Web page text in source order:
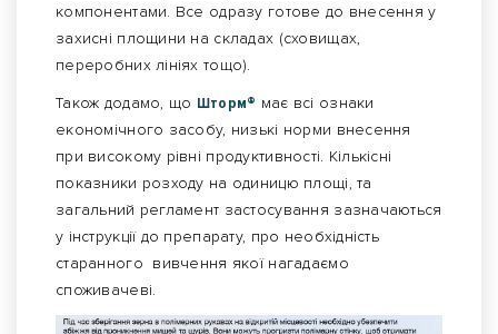
компонентами. Все одразу готове до внесення у
захисні площини на складах (сховищах,
переробних лініях тощо).
Також додамо, що Шторм® має всі ознаки
економічного засобу, низькі норми внесення
при високому рівні продуктивності. Кількісні
показники розходу на одиницю площі, та
загальний регламент застосування зазначаються
у інструкції до препарату, про необхідність
старанного вивчення якої нагадаємо
споживачеві.